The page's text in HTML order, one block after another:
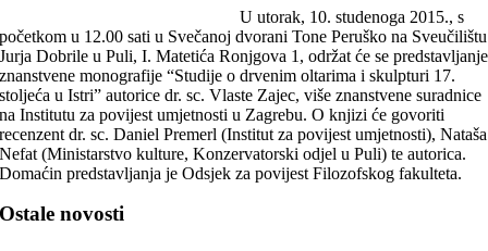
U utorak, 10. studenoga 2015., s
početkom u 12.00 sati u Svečanoj dvorani Tone Peruško na Sveučilištu
Jurja Dobrile u Puli, I. Matetića Ronjgova 1, održat će se predstavljanje
znanstvene monografije “Studije o drvenim oltarima i skulpturi 17.
stoljeća u Istri” autorice dr. sc. Vlaste Zajec, više znanstvene suradnice
na Institutu za povijest umjetnosti u Zagrebu. O knjizi će govoriti
recenzent dr. sc. Daniel Premerl (Institut za povijest umjetnosti), Nataša
Nefat (Ministarstvo kulture, Konzervatorski odjel u Puli) te autorica.
Domaćin predstavljanja je Odsjek za povijest Filozofskog fakulteta.
Ostale novosti